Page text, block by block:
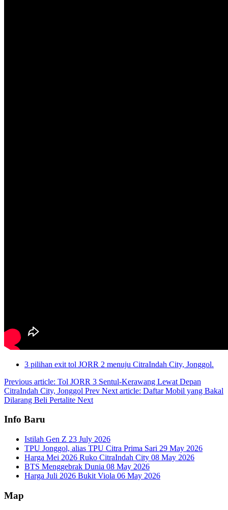
3 pilihan exit tol JORR 2 menuju CitraIndah City, Jonggol.
Previous article: Tol JORR 3 Sentul-Kerawang Lewat Depan
CitraIndah City, Jonggol Prev Next article: Daftar Mobil yang Bakal
Dilarang Beli Pertalite Next
Info Baru
Istilah Gen Z 23 July 2026
TPU Jonggol, alias TPU Citra Prima Sari 29 May 2026
Harga Mei 2026 Ruko CitraIndah City 08 May 2026
BTS Menggebrak Dunia 08 May 2026
Harga Juli 2026 Bukit Viola 06 May 2026
Map